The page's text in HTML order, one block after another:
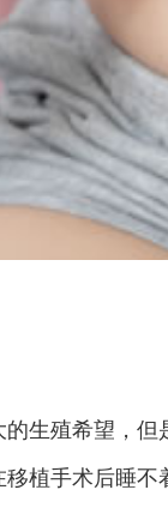
生殖希望，
植手术后睡